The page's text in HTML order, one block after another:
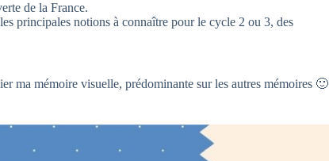
de la France.
principales notions à connaître pour le cycle 2 ou 3, des
ma mémoire visuelle, prédominante sur les autres mémoires 🙂